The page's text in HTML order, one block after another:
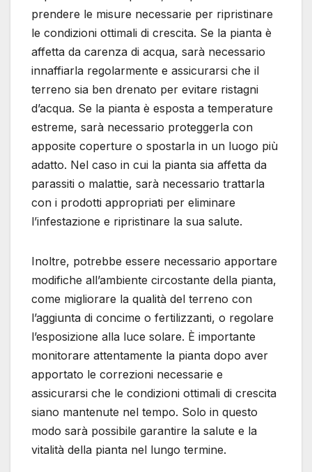
prendere le misure necessarie per ripristinare
le condizioni ottimali di crescita. Se la pianta è
affetta da carenza di acqua, sarà necessario
innaffiarla regolarmente e assicurarsi che il
terreno sia ben drenato per evitare ristagni
d’acqua. Se la pianta è esposta a temperature
estreme, sarà necessario proteggerla con
apposite coperture o spostarla in un luogo più
adatto. Nel caso in cui la pianta sia affetta da
parassiti o malattie, sarà necessario trattarla
con i prodotti appropriati per eliminare
l’infestazione e ripristinare la sua salute.
Inoltre, potrebbe essere necessario apportare
modifiche all’ambiente circostante della pianta,
come migliorare la qualità del terreno con
l’aggiunta di concime o fertilizzanti, o regolare
l’esposizione alla luce solare. È importante
monitorare attentamente la pianta dopo aver
apportato le correzioni necessarie e
assicurarsi che le condizioni ottimali di crescita
siano mantenute nel tempo. Solo in questo
modo sarà possibile garantire la salute e la
vitalità della pianta nel lungo termine.